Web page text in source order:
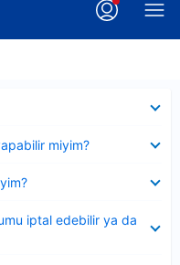
miyim?
iptal edebilir ya da